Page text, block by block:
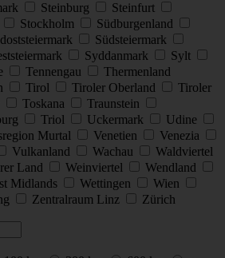
Steinburg
Steinfurt
Stockholm
Südburgenland
Südsteiermark
Syddanmark
Sylt
Tennengau
Thermenland
Tirol Tiroler Oberland
Tiroler
Toskana
Traunstein
Triol Uckermark
Udine
Murtal Venetien
Venezia
Vulkanland Wachau
Waldviertel
Land Weinviertel
Wendland
Midlands Wettingen
Wien
Zentralraum Linz
Zürich